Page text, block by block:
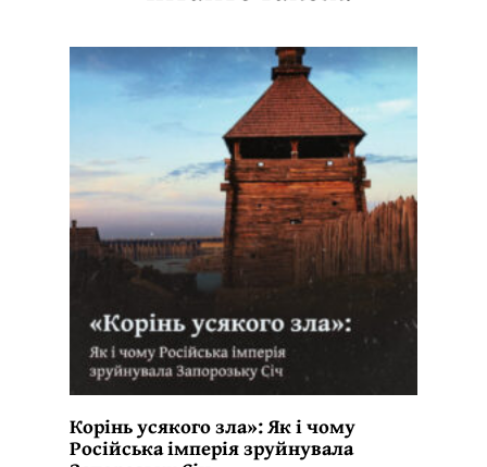
Корінь усякого зла»: Як і чому
Російська імперія зруйнувала